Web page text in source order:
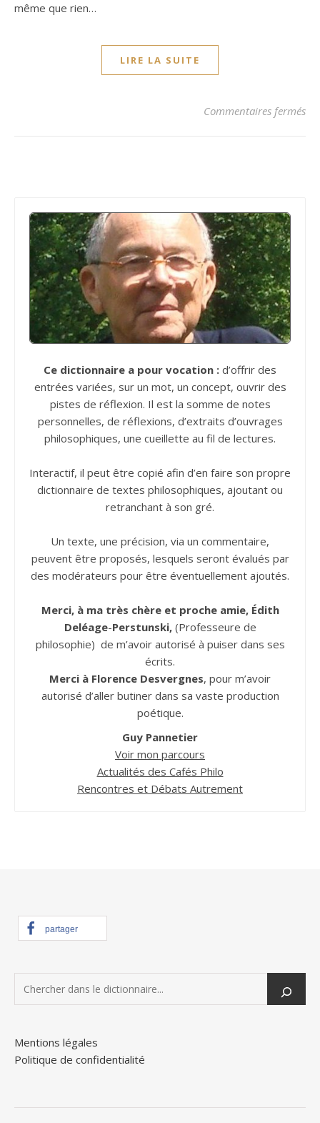
même que rien…
LIRE LA SUITE
Commentaires fermés
Ce dictionnaire a pour vocation : d’offrir des
entrées variées, sur un mot, un concept, ouvrir des
pistes de réflexion. Il est la somme de notes
personnelles, de réflexions, d’extraits d’ouvrages
philosophiques, une cueillette au fil de lectures.
Interactif, il peut être copié afin d’en faire son propre
dictionnaire de textes philosophiques, ajoutant ou
retranchant à son gré.
Un texte, une précision, via un commentaire,
peuvent être proposés, lesquels seront évalués par
des modérateurs pour être éventuellement ajoutés.
Merci, à ma très chère et proche amie, Édith
Deléage-Perstunski,(Professeure de
philosophie) de m’avoir autorisé à puiser dans ses
écrits.
Merci à Florence Desvergnes, pour m’avoir
autorisé d’aller butiner dans sa vaste production
poétique.
Guy Pannetier
Voir mon parcours
Actualités des Cafés Philo
Rencontres et Débats Autrement
partager
Mentions légales
Politique de confidentialité